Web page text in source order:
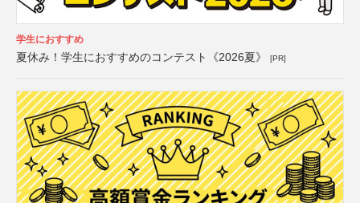
学生におすすめ
夏休み！学生におすすめのコンテスト《2026夏》 [PR]